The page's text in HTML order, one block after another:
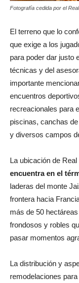
Fotografía cedida por el
El terreno que lo
que exige a los
para poder dar justo
técnicas y del
importante
encuentros
recreacionales para
piscinas, canchas
y diversos campos
La ubicación de
encuentra en el
laderas del monte
frontera hacia
más de 50
frondosos y robles
pasar momentos
La distribución y
remodelaciones